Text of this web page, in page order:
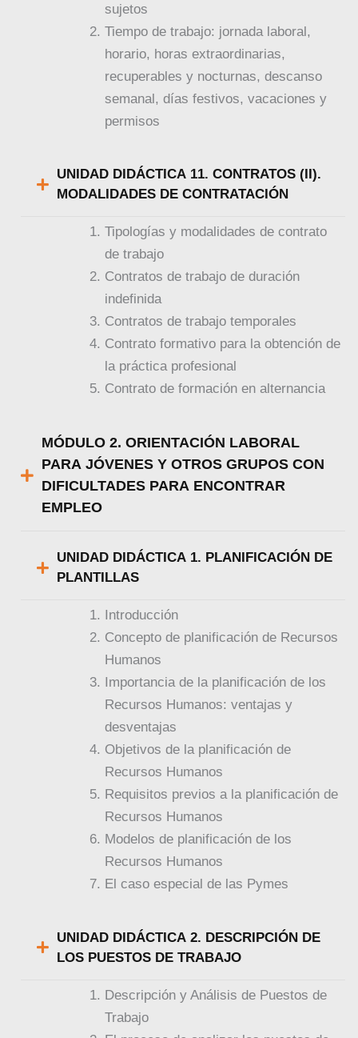
sujetos
Tiempo de trabajo: jornada laboral,
horario, horas extraordinarias,
recuperables y nocturnas, descanso
semanal, días festivos, vacaciones y
permisos
UNIDAD DIDÁCTICA 11. CONTRATOS (II).
MODALIDADES DE CONTRATACIÓN
Tipologías y modalidades de contrato
de trabajo
Contratos de trabajo de duración
indefinida
Contratos de trabajo temporales
Contrato formativo para la obtención de
la práctica profesional
Contrato de formación en alternancia
MÓDULO 2. ORIENTACIÓN LABORAL
PARA JÓVENES Y OTROS GRUPOS CON
DIFICULTADES PARA ENCONTRAR
EMPLEO
UNIDAD DIDÁCTICA 1. PLANIFICACIÓN DE
PLANTILLAS
Introducción
Concepto de planificación de Recursos
Humanos
Importancia de la planificación de los
Recursos Humanos: ventajas y
desventajas
Objetivos de la planificación de
Recursos Humanos
Requisitos previos a la planificación de
Recursos Humanos
Modelos de planificación de los
Recursos Humanos
El caso especial de las Pymes
UNIDAD DIDÁCTICA 2. DESCRIPCIÓN DE
LOS PUESTOS DE TRABAJO
Descripción y Análisis de Puestos de
Trabajo